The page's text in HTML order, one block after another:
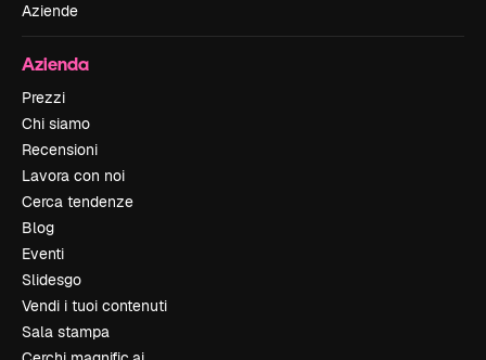
Aziende
Azienda
Prezzi
Chi siamo
Recensioni
Lavora con noi
Cerca tendenze
Blog
Eventi
Slidesgo
Vendi i tuoi contenuti
Sala stampa